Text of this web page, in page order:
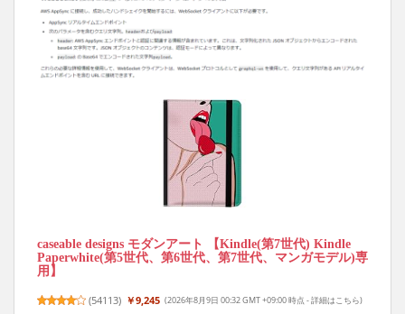
caseable designs モダンアート 【Kindle(第7世代) Kindle
Paperwhite(第5世代、第6世代、第7世代、マンガモデル)専
用】
(54113) ￥9,245 (2026年8月9日 00:32 GMT +09:00 時点 -詳細はこちら)